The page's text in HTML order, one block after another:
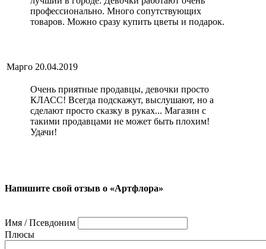
профессионально. Много сопутствующих
товаров. Можно сразу купить цветы и подарок.
Марго 20.04.2019
Очень приятные продавцы, девочки просто
КЛАСС! Всегда подскажут, выслушают, но а
сделают просто сказку в руках... Магазин с
такими продавцами не может быть плохим!
Удачи!
Напишите свой отзыв о «Артфлора»
Имя / Псевдоним
Плюсы